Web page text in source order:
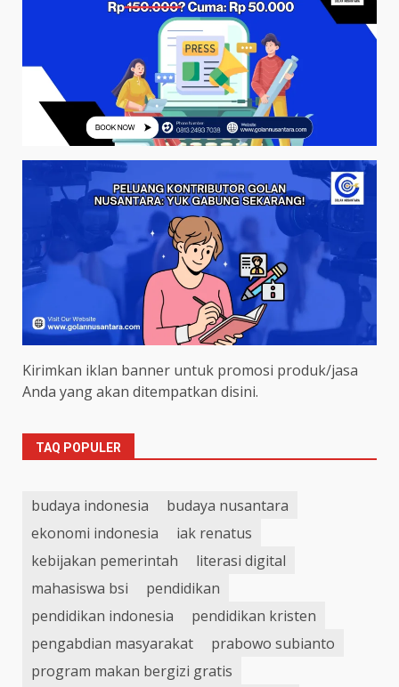
Kirimkan iklan banner untuk promosi produk/jasa
Anda yang akan ditempatkan disini.
TAQ POPULER
budaya indonesia
budaya nusantara
ekonomi indonesia
iak renatus
kebijakan pemerintah
literasi digital
mahasiswa bsi
pendidikan
pendidikan indonesia
pendidikan kristen
pengabdian masyarakat
prabowo subianto
program makan bergizi gratis